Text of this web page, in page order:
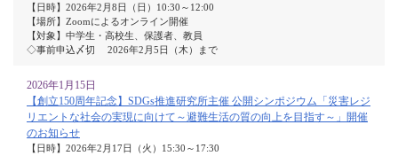
【日時】2026年2月8日（日）10:30～12:00
【場所】Zoomによるオンライン開催
【対象】中学生・高校生、保護者、教員
◇事前申込〆切 2026年2月5日（木）まで
2026年1月15日
【創立150周年記念】SDGs推進研究所主催 公開シンポジウム「災害レジ
リエントな社会の実現に向けて～避難生活の質の向上を目指す～」開催
のお知らせ
【日時】2026年2月17日（火）15:30～17:30